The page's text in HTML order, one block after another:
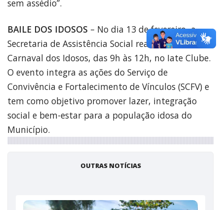
sem assédio”.
BAILE DOS IDOSOS – No dia 13 de fevereiro, a
Secretaria de Assistência Social realizará o Baile de
Carnaval dos Idosos, das 9h às 12h, no Iate Clube.
O evento integra as ações do Serviço de
Convivência e Fortalecimento de Vínculos (SCFV) e
tem como objetivo promover lazer, integração
social e bem-estar para a população idosa do
Município.
OUTRAS NOTÍCIAS